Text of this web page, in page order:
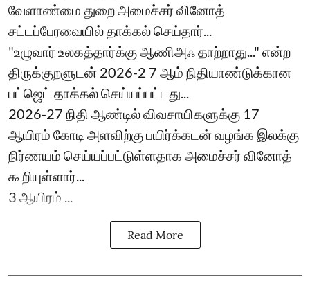
வேளாண்மை துறை அமைச்சர் வினோத்
சட்டப்பேரவையில் தாக்கல் செய்தார்...
"உழுவார் உலகத்தார்க்கு ஆணிஅஃ தாற்றாது..." என்ற
திருக்குறளுடன் 2026-2 7 ஆம் நிதியாண்டுக்கான
பட்ஜெட் தாக்கல் செய்யப்பட்டது...
2026-27 நிதி ஆண்டில் விவசாயிகளுக்கு 17
ஆயிரம் கோடி அளவிற்கு பயிர்க்கடன் வழங்க இலக்கு
நிர்ணயம் செய்யப்பட்டுள்ளதாக அமைச்சர் வினோத்
கூறியுள்ளார்...
3 ஆயிரம் ...
Read More